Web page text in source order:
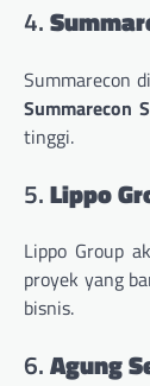
4.
Summarecon
Summarecon
tinggi.
5.Lippo
Lippo Group
proyek yang
bisnis.
6.Agung